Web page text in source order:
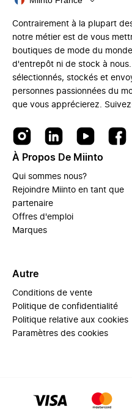
Contrairement à la plupart
notre métier est de vous
boutiques de mode du
d'entrepôt ni de stock à
sélectionnés, stockés et
personnes passionnées du
que vous apprécierez.
À Propos De Miinto
Qui sommes nous?
Rejoindre Miinto en tant que
partenaire
Offres d'emploi
Marques
Autre
Conditions de vente
Politique de confidentialité
Politique relative aux cookies
Paramètres des cookies